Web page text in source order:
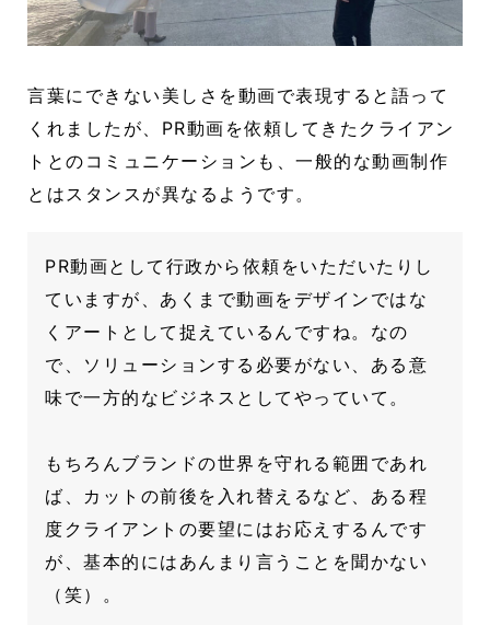
言葉にできない美しさを動画で表現すると語って
くれましたが、PR動画を依頼してきたクライアン
トとのコミュニケーションも、一般的な動画制作
とはスタンスが異なるようです。
PR動画として行政から依頼をいただいたりし
ていますが、あくまで動画をデザインではな
くアートとして捉えているんですね。なの
で、ソリューションする必要がない、ある意
味で一方的なビジネスとしてやっていて。
もちろんブランドの世界を守れる範囲であれ
ば、カットの前後を入れ替えるなど、ある程
度クライアントの要望にはお応えするんです
が、基本的にはあんまり言うことを聞かない
（笑）。